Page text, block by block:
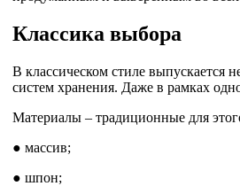
Классика выбора
В классическом стиле выпускается
систем хранения. Даже в рамках
Материалы – традиционные для
● массив;
● шпон;